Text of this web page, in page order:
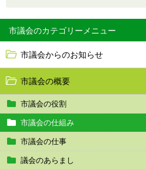
市議会
市議会からのお知らせ
市議会の概要
市議会の役割
市議会の仕組み
市議会の仕事
議会のあらまし